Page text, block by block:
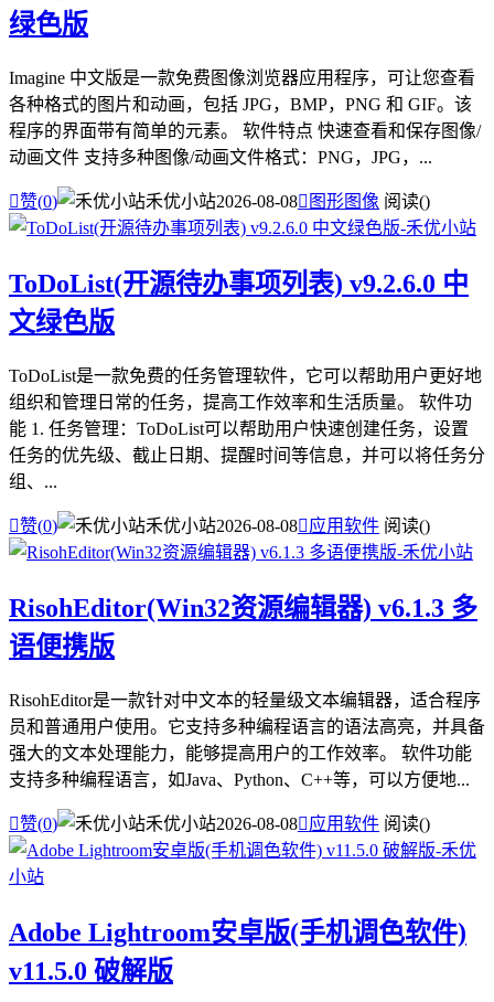
绿色版
Imagine 中文版是一款免费图像浏览器应用程序，可让您查看
各种格式的图片和动画，包括 JPG，BMP，PNG 和 GIF。该
程序的界面带有简单的元素。 软件特点 快速查看和保存图像/
动画文件 支持多种图像/动画文件格式：PNG，JPG，...
赞(0) 禾优小站2026-08-08 图形图像 阅读()
ToDoList(开源待办事项列表) v9.2.6.0 中
文绿色版
ToDoList是一款免费的任务管理软件，它可以帮助用户更好地
组织和管理日常的任务，提高工作效率和生活质量。 软件功
能 1. 任务管理：ToDoList可以帮助用户快速创建任务，设置
任务的优先级、截止日期、提醒时间等信息，并可以将任务分
组、...
赞(0) 禾优小站2026-08-08应用软件 阅读()
RisohEditor(Win32资源编辑器) v6.1.3 多
语便携版
RisohEditor是一款针对中文本的轻量级文本编辑器，适合程序
员和普通用户使用。它支持多种编程语言的语法高亮，并具备
强大的文本处理能力，能够提高用户的工作效率。 软件功能
支持多种编程语言，如Java、Python、C++等，可以方便地...
赞(0) 禾优小站2026-08-08应用软件 阅读()
Adobe Lightroom安卓版(手机调色软件)
v11.5.0 破解版